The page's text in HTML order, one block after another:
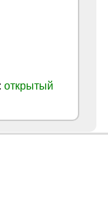
открытый